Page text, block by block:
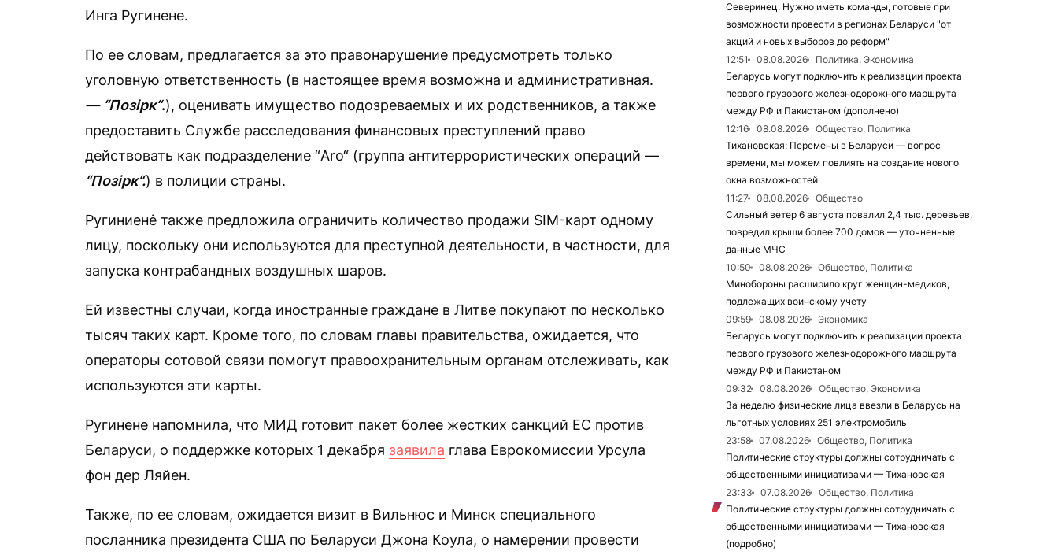
Инга Ругинене.
По ее словам, предлагается за это правонарушение предусмотреть только
уголовную ответственность (в настоящее время возможна и административная.
— “Позірк“.), оценивать имущество подозреваемых и их родственников, а также
предоставить Службе расследования финансовых преступлений право
действовать как подразделение “Aro“ (группа антитеррористических операций —
“Позірк“.) в полиции страны.
Ругиниенė также предложила ограничить количество продажи SIM-карт одному
лицу, поскольку они используются для преступной деятельности, в частности, для
запуска контрабандных воздушных шаров.
Ей известны случаи, когда иностранные граждане в Литве покупают по несколько
тысяч таких карт. Кроме того, по словам главы правительства, ожидается, что
операторы сотовой связи помогут правоохранительным органам отслеживать, как
используются эти карты.
Ругинене напомнила, что МИД готовит пакет более жестких санкций ЕС против
Беларуси, о поддержке которых 1 декабря заявила глава Еврокомиссии Урсула
фон дер Ляйен.
Также, по ее словам, ожидается визит в Вильнюс и Минск специального
посланника президента США по Беларуси Джона Коула, о намерении провести
Северинец: Нужно иметь команды, готовые при
возможности провести в регионах Беларуси "от
акций и новых выборов до реформ"
12:51
08.08.2026
Политика, Экономика
Беларусь могут подключить к реализации проекта
первого грузового железнодорожного маршрута
между РФ и Пакистаном (дополнено)
12:16
08.08.2026
Общество, Политика
Тихановская: Перемены в Беларуси — вопрос
времени, мы можем повлиять на создание нового
окна возможностей
11:27
08.08.2026
Общество
Сильный ветер 6 августа повалил 2,4 тыс. деревьев,
повредил крыши более 700 домов — уточненные
данные МЧС
10:50
08.08.2026
Общество, Политика
Минобороны расширило круг женщин-медиков,
подлежащих воинскому учету
09:59
08.08.2026
Экономика
Беларусь могут подключить к реализации проекта
первого грузового железнодорожного маршрута
между РФ и Пакистаном
09:32
08.08.2026
Общество, Экономика
За неделю физические лица ввезли в Беларусь на
льготных условиях 251 электромобиль
23:58
07.08.2026
Общество, Политика
Политические структуры должны сотрудничать с
общественными инициативами — Тихановская
23:33
07.08.2026
Общество, Политика
Политические структуры должны сотрудничать с
общественными инициативами — Тихановская
(подробно)